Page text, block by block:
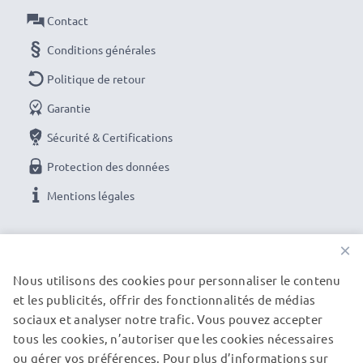
AC Adapter / Power Supply
Marque:subtel Battery charger
Connecteur 1: Micro USB
Tension de sortie / Output Volt
1000mA
Puissance / Power Watt
Longueur de câble
Commandez facilement votre chargeur neuf en
Garantie du fabricant 3 ans :Le chargeur subtel est
synonyme de sécurité certifiée et de normes de
qualité élevées - vous en profitez avec une garantie
Contact
Conditions générales
Politique de retour
Garantie
Sécurité & Certifications
Protection des données
Mentions légales
NOS PARTENAIRES DE LIVRAISON
×
Nous utilisons des cookies pour personnaliser le contenu
et les publicités, offrir des fonctionnalités de médias
sociaux et analyser notre trafic. Vous pouvez accepter
tous les cookies, n’autoriser que les cookies nécessaires
ou gérer vos préférences. Pour plus d’informations sur